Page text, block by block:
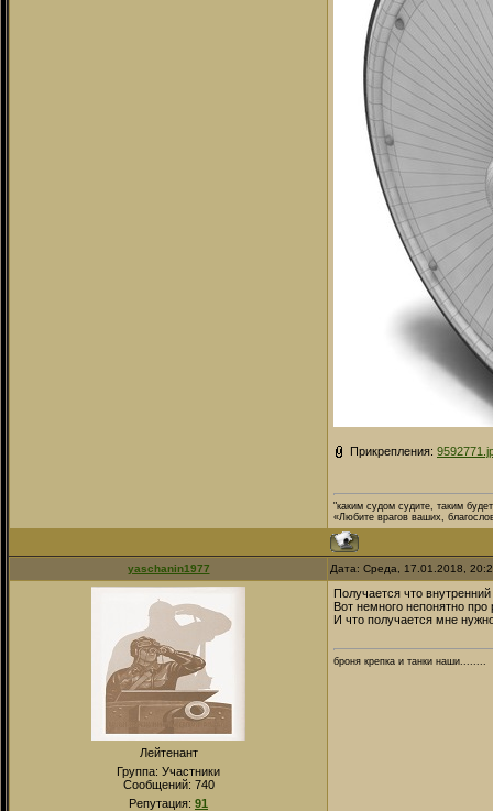
Прикрепления:
"каким судом судите, таким
«Любите врагов ваших,
yaschanin1977 Дата: Среда, 17.01.2018,
Лейтенант
Группа: Участники
Сообщений: 740
Репутация: 91
Получается что
Вот немного непонятно про
И что получается мне
броня крепка и танки наши........